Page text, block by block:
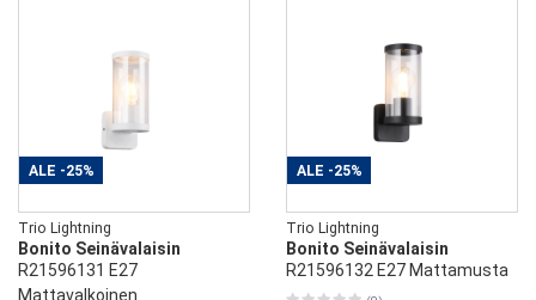
ALE -25%
Trio Lightning
Bonito Seinävalaisin
R21596131 E27
Mattavalkoinen
ALE -25%
Trio Lightning
Bonito Seinävalaisin
R21596132 E27 Mattamusta